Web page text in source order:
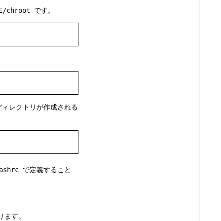
chroot です。
レクトリが作成される
で定義すること
す。